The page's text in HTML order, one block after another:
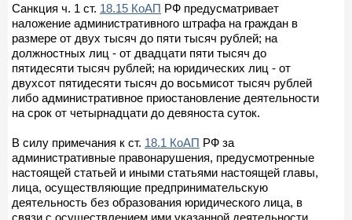
Санкция ч. 1 ст. 18.15 КоАП РФ предусматривает
наложение административного штрафа на граждан в
размере от двух тысяч до пяти тысяч рублей; на
должностных лиц - от двадцати пяти тысяч до
пятидесяти тысяч рублей; на юридических лиц - от
двухсот пятидесяти тысяч до восьмисот тысяч рублей
либо административное приостановление деятельности
на срок от четырнадцати до девяноста суток.
В силу примечания к ст. 18.1 КоАП РФ за
административные правонарушения, предусмотренные
настоящей статьей и иными статьями настоящей главы,
лица, осуществляющие предпринимательскую
деятельность без образования юридического лица, в
связи с осуществлением ими указанной деятельности